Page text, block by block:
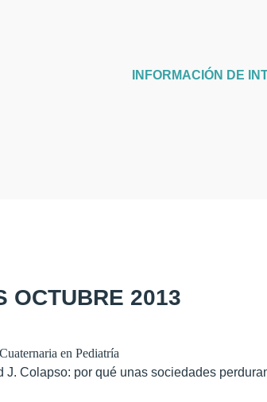
INFORMACIÓN DE
OCTUBRE 2013
en Pediatría
Colapso: por qué unas sociedades